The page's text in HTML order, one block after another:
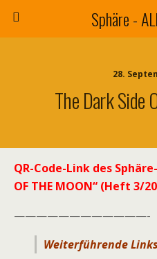
Sphäre -
28.
The Dark Side
QR-Code-Link des
OF THE MOON“ (Heft 3/
————————————-
Weiterführende Links